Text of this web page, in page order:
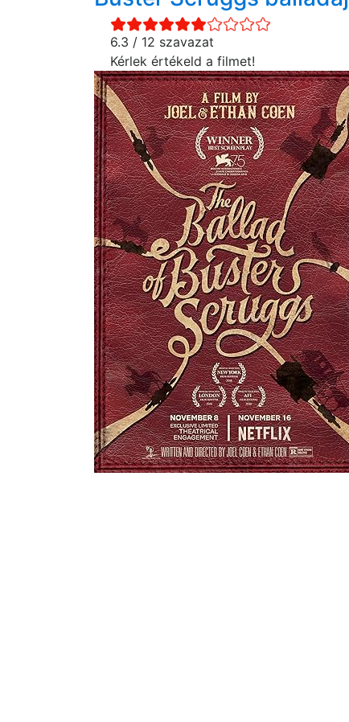
6.3 / 12 szavazat
Kérlek értékeld a filmet!